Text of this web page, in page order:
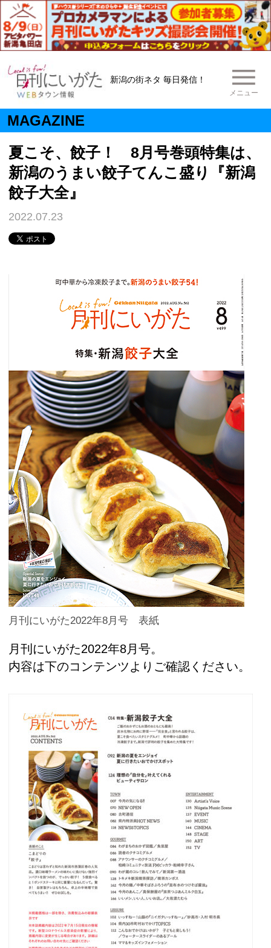
新潟の街ネタ 毎日発信！
メニュー
MAGAZINE
夏こそ、餃子！ 8月号巻頭特集は、
新潟のうまい餃子てんこ盛り『新潟
餃子大全』
2022.07.23
月刊にいがた2022年8月号 表紙
月刊にいがた2022年8月号。
内容は下のコンテンツよりご確認ください。